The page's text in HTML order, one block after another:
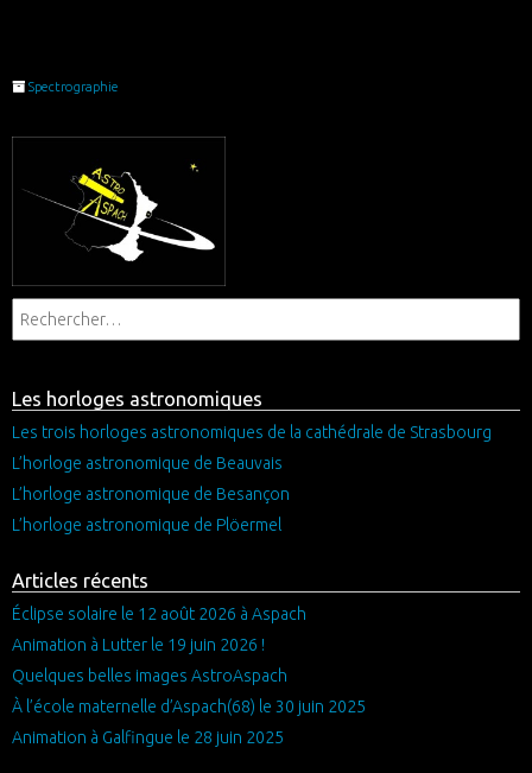
Spectrographie
Les horloges astronomiques
Les trois horloges astronomiques de la cathédrale de Strasbourg
L’horloge astronomique de Beauvais
L’horloge astronomique de Besançon
L’horloge astronomique de Plöermel
Articles récents
Éclipse solaire le 12 août 2026 à Aspach
Animation à Lutter le 19 juin 2026 !
Quelques belles images AstroAspach
À l’école maternelle d’Aspach(68) le 30 juin 2025
Animation à Galfingue le 28 juin 2025